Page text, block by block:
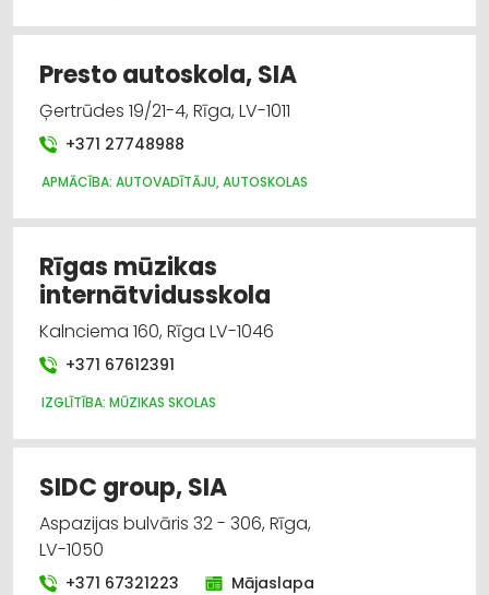
Presto autoskola, SIA
Ģertrūdes 19/21-4, Rīga, LV-1011
+371 27748988
APMĀCĪBA: AUTOVADĪTĀJU, AUTOSKOLAS
Rīgas mūzikas
internātvidusskola
Kalnciema 160, Rīga LV-1046
+371 67612391
IZGLĪTĪBA: MŪZIKAS SKOLAS
SIDC group, SIA
Aspazijas bulvāris 32 - 306, Rīga,
LV-1050
+371 67321223 Mājaslapa